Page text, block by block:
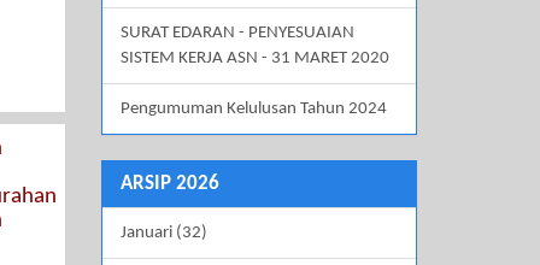
SURAT EDARAN - PENYESUAIAN
SISTEM KERJA ASN - 31 MARET 2020
Pengumuman Kelulusan Tahun 2024
ARSIP 2026
Januari (32)